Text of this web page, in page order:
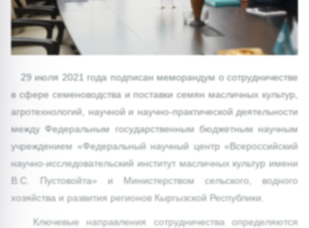
29 июля 2021 года подписан меморандум о сотрудничестве
в сфере семеноводства и поставки семян масличных культур,
агротехнологий, научной и научно-практической деятельности
между Федеральным государственным бюджетным научным
учреждением «Федеральный научный центр «Всероссийский
научно-исследовательский институт масличных культур имени
В.С. Пустовойта» и Министерством сельского, водного
хозяйства и развития регионов Кыргызской Республики.
Ключевые направления сотрудничества определяются